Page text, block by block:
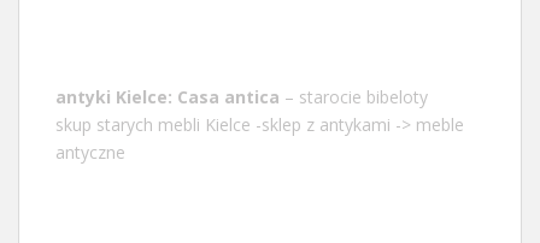
antyki Kielce: Casa antica – starocie bibeloty
skup starych mebli Kielce -sklep z antykami -> meble
antyczne